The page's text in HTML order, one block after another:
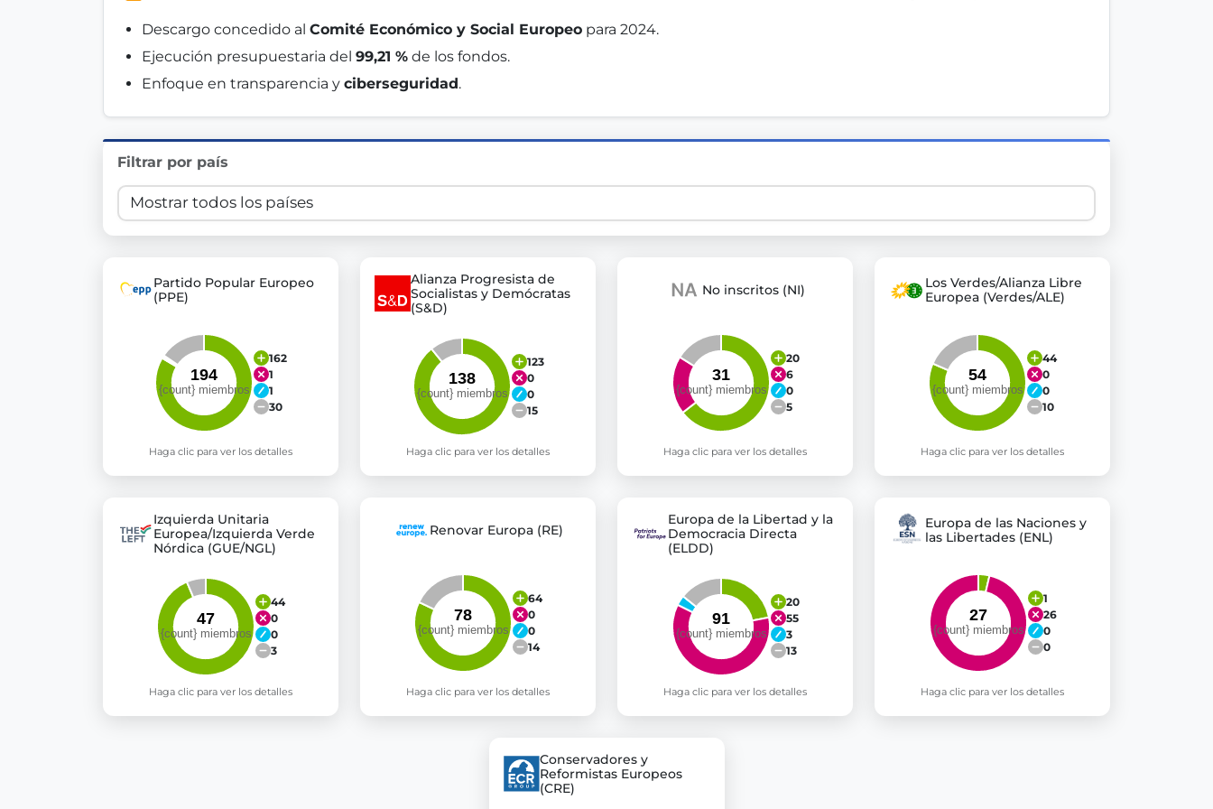
Innovation in Transparency
Check Some Votes (CSV) , one of Germany's most advanced transparency platforms, which lets citizens explore thousands of EU Parliament votes in a clear
Get Involved
Become a member:Join us to advance digital democracy and transparency in Germany and Europe.
Contribute your skills in technology, design, policy, or activism.
Support democracy:Help us strengthen accountability and bring politics closer to citizens.
Descargo concedido al Comité Económico y Social Europeo para 2024.
Ejecución presupuestaria del 99,21 % de los fondos.
Enfoque en transparencia y ciberseguridad.
Filtrar por país
Partido Popular Europeo
(PPE)
162
1
1
30
Haga clic para ver los detalles
Alianza Progresista de
Socialistas y Demócratas
(S&D)
123
0
0
15
Haga clic para ver los detalles
No inscritos (NI)
20
6
0
5
Haga clic para ver los detalles
Los Verdes/Alianza Libre
Europea (Verdes/ALE)
44
0
0
10
Haga clic para ver los detalles
Izquierda Unitaria
Europea/Izquierda Verde
Nórdica (GUE/NGL)
44
0
0
3
Haga clic para ver los detalles
Renovar Europa (RE)
64
0
0
14
Haga clic para ver los detalles
Europa de la Libertad y la
Democracia Directa
(ELDD)
20
55
3
13
Haga clic para ver los detalles
Europa de las Naciones y
las Libertades (ENL)
1
26
0
0
Haga clic para ver los detalles
Conservadores y
Reformistas Europeos
(CRE)